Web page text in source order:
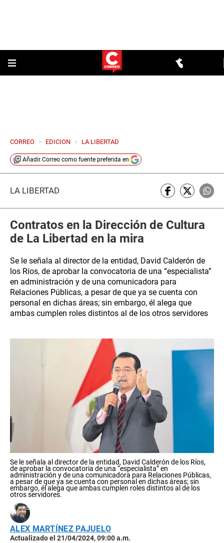
CORREO > EDICION > LA LIBERTAD
Añadir Correo como fuente preferida en
LA LIBERTAD
Contratos en la Dirección de Cultura
de La Libertad en la mira
Se le señala al director de la entidad, David Calderón de
los Ríos, de aprobar la convocatoria de una “especialista”
en administración y de una comunicadora para
Relaciones Públicas, a pesar de que ya se cuenta con
personal en dichas áreas; sin embargo, él alega que
ambas cumplen roles distintos al de los otros servidores
Se le señala al director de la entidad, David Calderón de los Ríos,
de aprobar la convocatoria de una “especialista” en
administración y de una comunicadora para Relaciones Públicas,
a pesar de que ya se cuenta con personal en dichas áreas; sin
embargo, él alega que ambas cumplen roles distintos al de los
otros servidores.
ALEX MARTÍNEZ PAJUELO
Actualizado el 21/04/2024, 09:00 a.m.